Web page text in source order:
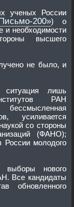
ученых России
200») о
и необходимости
лишь
усиливается
(ФАНО);
России молодого
нового
Все кандидаты